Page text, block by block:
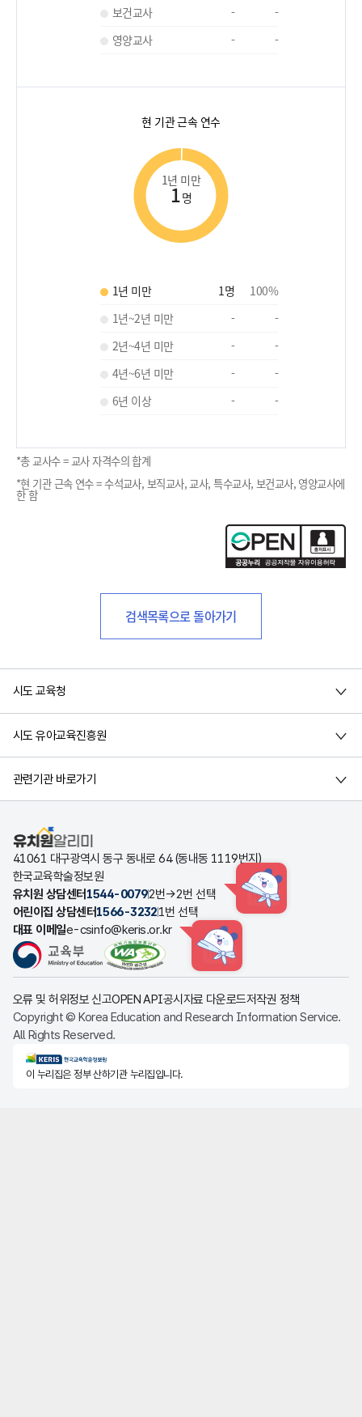
보건교사
-
-
영양교사
- -
현 기관 근속 연수
1년 미만
1명
1년 미만 1명 100%
1년~2년 미만
-
-
2년~4년 미만
-
-
4년~6년 미만
-
-
6년 이상
- -
*총 교사수 = 교사 자격수의 합계
*현 기관 근속 연수 = 수석교사, 보직교사, 교사, 특수교사, 보건교사, 영양교사에
한 함
검색목록으로 돌아가기
시도 교육청
시도 유아교육진흥원
관련기관 바로가기
유치원알리미
41061 대구광역시 동구 동내로 64 (동내동 1119번지)
한국교육학술정보원
유치원 상담센터 1544-00792번→2번 선택 HINT
어린이집 상담센터1566-32321번 선택
대표 이메일e-csinfo@keris.or.kr
HINT
오류 및 허위정보 신고OPEN API공시자료 다운로드저작권 정책
Copyright © Korea Education and Research Information Service.
All Rights Reserved.
KERIS한국교육학술정보원
이 누리집은 정부 산하기관 누리집입니다.